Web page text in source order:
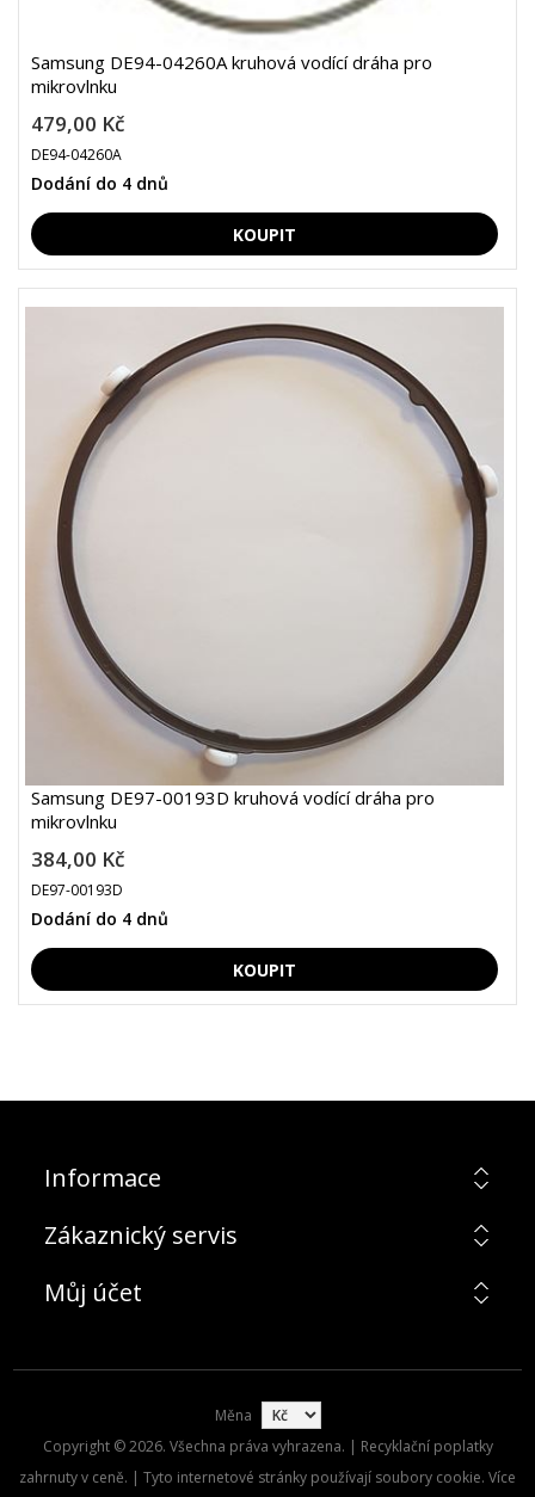
Samsung DE94-04260A kruhová vodící dráha pro
mikrovlnku
479,00 Kč
DE94-04260A
Dodání do 4 dnů
Samsung DE97-00193D kruhová vodící dráha pro
mikrovlnku
384,00 Kč
DE97-00193D
Dodání do 4 dnů
Informace
Zákaznický servis
Můj účet
Měna
Copyright © 2026. Všechna práva vyhrazena. | Recyklační poplatky
zahrnuty v ceně. | Tyto internetové stránky používají soubory cookie. Více